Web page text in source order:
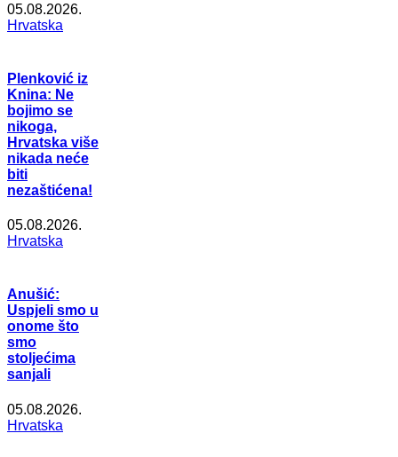
05.08.2026.
Hrvatska
Plenković iz
Knina: Ne
bojimo se
nikoga,
Hrvatska više
nikada neće
biti
nezaštićena!
05.08.2026.
Hrvatska
Anušić:
Uspjeli smo u
onome što
smo
stoljećima
sanjali
05.08.2026.
Hrvatska